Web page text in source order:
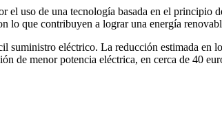
uso de una tecnología basada en el principio
lo que contribuyen a lograr una energía
suministro eléctrico. La reducción estimada en
de menor potencia eléctrica, en cerca de 40